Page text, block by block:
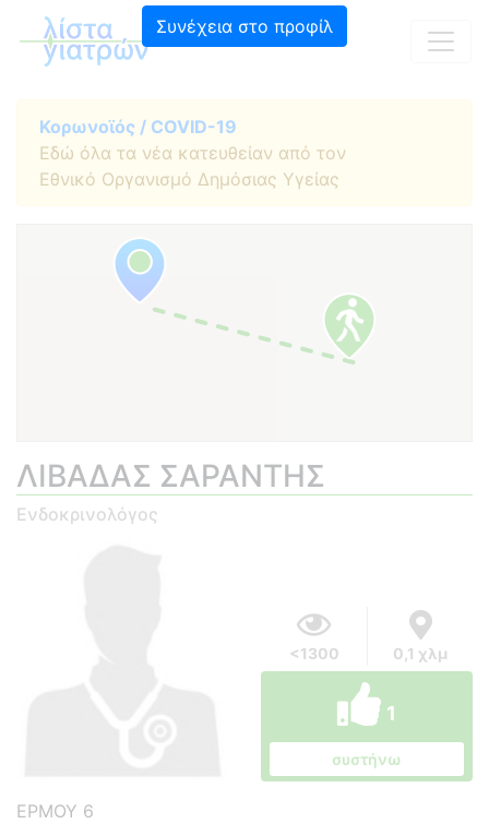
Συνέχεια στο προφίλ
Κορωνοϊός / COVID-19
Εδώ όλα τα νέα κατευθείαν από τον
Εθνικό Οργανισμό Δημόσιας Υγείας
ΛΙΒΑΔΑΣ ΣΑΡΑΝΤΗΣ
Ενδοκρινολόγος
<1300 0,1 χλμ
1
συστήνω
ΕΡΜΟΥ 6